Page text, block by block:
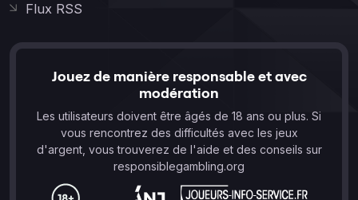
Flux RSS
Jouez de manière responsable et avec
modération
Les utilisateurs doivent être âgés de 18 ans ou plus. Si
vous rencontrez des difficultés avec les jeux
d'argent, vous trouverez de l'aide et des conseils sur
responsiblegambling.org